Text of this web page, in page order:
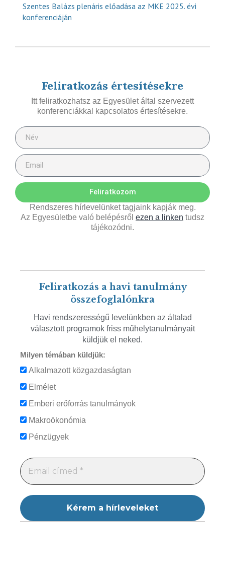
Szentes Balázs plenáris előadása az MKE 2025. évi
konferenciáján
Feliratkozás értesítésekre
Itt feliratkozhatsz az Egyesület által szervezett
konferenciákkal kapcsolatos értesítésekre.
Feliratkozom
Rendszeres hírlevelünket tagjaink kapják meg.
Az Egyesületbe való belépésről ezen a linken tudsz
tájékozódni.
Feliratkozás a havi tanulmány
összefoglalónkra
Havi rendszerességű levelünkben az általad
választott programok friss műhelytanulmányait
küldjük el neked.
Milyen témában küldjük:
Alkalmazott közgazdaságtan
Elmélet
Emberi erőforrás tanulmányok
Makroökonómia
Pénzügyek